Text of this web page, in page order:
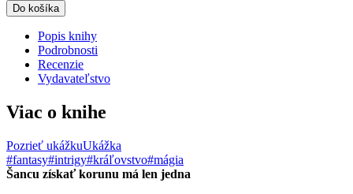
Do košíka
Popis knihy
Podrobnosti
Recenzie
Vydavateľstvo
Viac o knihe
Pozrieť ukážkuUkážka
#fantasy#intrigy#kráľovstvo#mágia
Šancu získať korunu má len jedna